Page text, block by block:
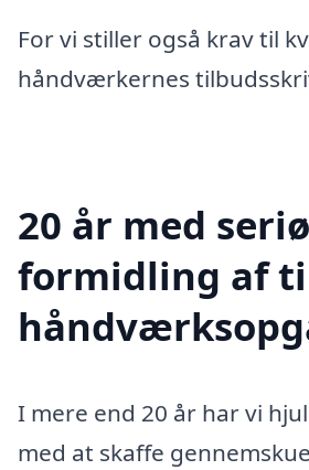
For vi stiller også krav til
håndværkernes
20 år med
formidling af
I mere end 20 år har vi
med at skaffe